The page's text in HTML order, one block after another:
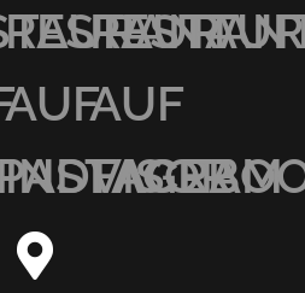
AUF
INSTAGRAM
AUF